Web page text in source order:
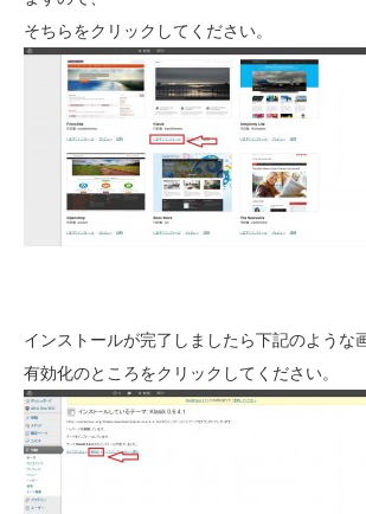
そちらをクリックしてください。
インストールが完了しましたら下記のような
有効化のところをクリックしてください。